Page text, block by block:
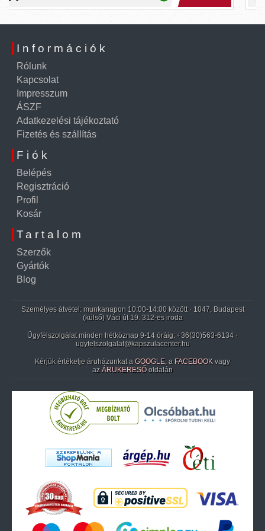
Információk
Rólunk
Kapcsolat
Impresszum
ÁSZF
Adatkezelési tájékoztató
Fizetés és szállítás
Fiók
Belépés
Regisztráció
Profil
Kosár
Tartalom
Szerzők
Gyártók
Blog
Személyes átvétel: munkanapon 10:00-14:00 között · 1047, Budapest
(külső) Váci út 19. 312-es iroda
Ügyfélszolgálat minden hétköznap 9-14 óráig: +36(30)563-6134 ·
ugyfelszolgalat@kapszulacenter.hu
Kérjük értékelje áruházunkat a GOOGLE, a FACEBOOK vagy
az ÁRUKERESŐ oldalán